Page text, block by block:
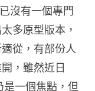
沒有一個專門
多原型版本，
從，有部份人
，雖然近日
一個焦點，但